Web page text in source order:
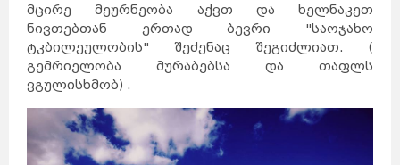
მცირე მეურნეობა აქვთ და ხელნაკეთ
ნივთებთან ერთად ბევრი "საოჯახო
ტკბილეულობის" შეძენაც შეგიძლიათ. (
გემრიელობა მურაბებსა და თაფლს
ვგულისხმობ) .